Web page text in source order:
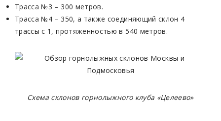
Трасса №3 – 300 метров.
Трасса №4 – 350, а также соединяющий склон 4
трассы с 1, протяженностью в 540 метров.
Схема склонов горнолыжного клуба «Целеево»